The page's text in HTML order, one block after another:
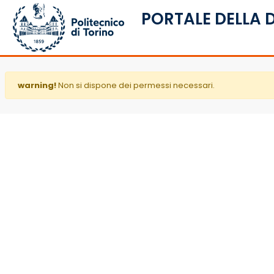
PORTALE DELLA
warning!Non si dispone dei permessi necessari.